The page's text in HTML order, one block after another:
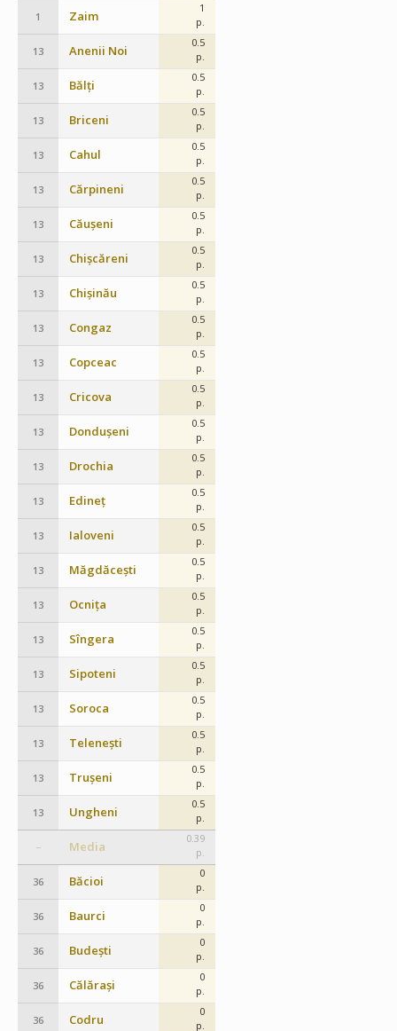
1 Zaim
1
p.
13 Anenii Noi
0.5
p.
13 Bălți
0.5
p.
13 Briceni
0.5
p.
13 Cahul
0.5
p.
13 Cărpineni
0.5
p.
13 Căușeni
0.5
p.
13 Chișcăreni
0.5
p.
13 Chișinău
0.5
p.
13 Congaz
0.5
p.
13 Copceac
0.5
p.
13 Cricova
0.5
p.
13 Dondușeni
0.5
p.
13 Drochia
0.5
p.
13 Edineț
0.5
p.
13 Ialoveni
0.5
p.
13 Măgdăcești
0.5
p.
13 Ocnița
0.5
p.
13 Sîngera
0.5
p.
13 Sipoteni
0.5
p.
13 Soroca
0.5
p.
13 Telenești
0.5
p.
13 Trușeni
0.5
p.
13 Ungheni
0.5
p.
– Media
0.39
p.
36 Băcioi
0
p.
36 Baurci
0
p.
36 Budești
0
p.
36 Călărași
0
p.
36 Codru
0
p.